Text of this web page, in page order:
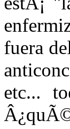
fuera
etc...